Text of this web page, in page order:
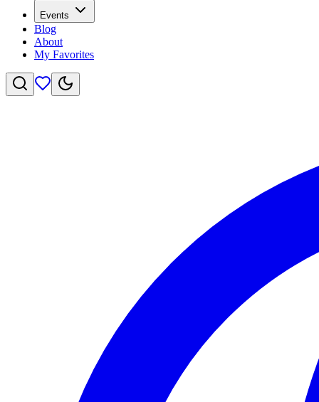
Events
Blog
About
My Favorites